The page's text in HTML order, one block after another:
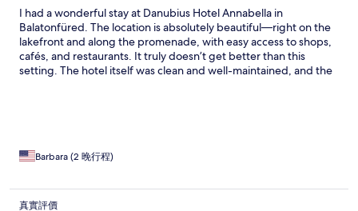
I had a wonderful stay at Danubius Hotel Annabella in
Balatonfüred. The location is absolutely beautiful—right on the
lakefront and along the promenade, with easy access to shops,
cafés, and restaurants. It truly doesn’t get better than this
setting. The hotel itself was clean and well-maintained, and the
and accommodating, especially with arranging an early check-
better. I will gladly return with my family and highly recommend
this hotel to anyone visiting Balatonfüred.
Barbara (2 晚行程)
真實評價